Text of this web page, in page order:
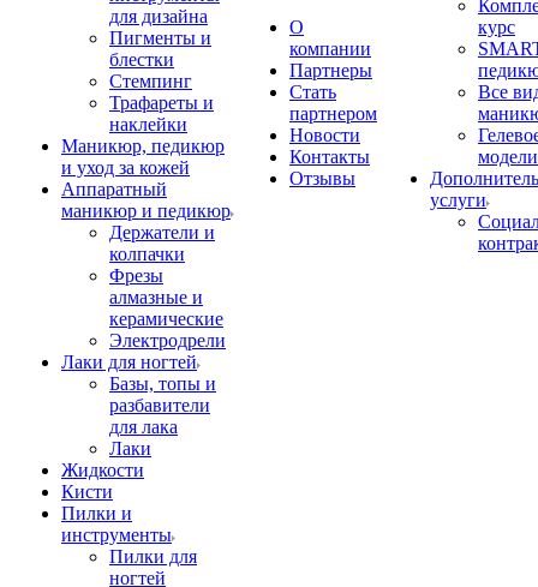
для дизайна
Пигменты и
блестки
Стемпинг
Трафареты и
наклейки
Маникюр, педикюр
и уход за кожей
Аппаратный
маникюр и педикюр
Держатели и
колпачки
Фрезы
алмазные и
керамические
Электродрели
Лаки для ногтей
Базы, топы и
разбавители
для лака
Лаки
Жидкости
Кисти
Пилки и
инструменты
Пилки для
ногтей
О
компании
Партнеры
Стать
партнером
Новости
Контакты
Отзывы
курс
Все
услуги